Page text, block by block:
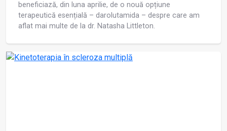
beneficiază, din luna aprilie, de o nouă opțiune
terapeutică esențială – darolutamida – despre care am
aflat mai multe de la dr. Natasha Littleton.